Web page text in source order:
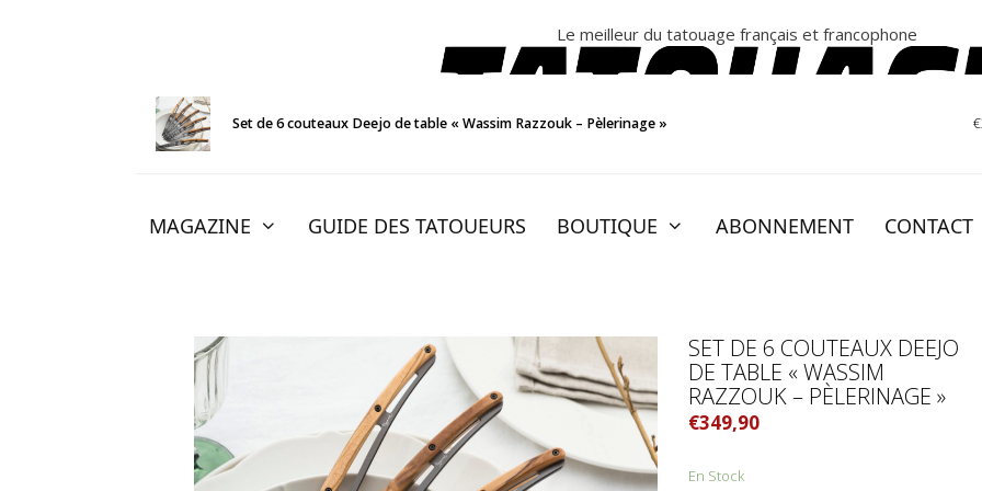
Le meilleur du tatouage français et francophone
MAGAZINE GUIDE DES TATOUEURS BOUTIQUE ABONNEMENT CONTACT
SET DE 6 COUTEAUX DEEJO
DE TABLE « WASSIM
RAZZOUK – PÈLERINAGE »
€349,90
En Stock
Set de 6 couteaux Deejo de table « Wassim Razzouk – Pèlerinage » €